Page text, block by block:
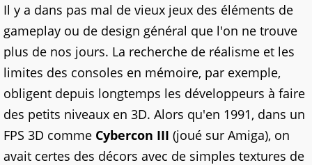
Il y a dans pas mal de vieux jeux des éléments de
gameplay ou de design général que l'on ne trouve
plus de nos jours. La recherche de réalisme et les
limites des consoles en mémoire, par exemple,
obligent depuis longtemps les développeurs à faire
des petits niveaux en 3D. Alors qu'en 1991, dans un
FPS 3D comme Cybercon III (joué sur Amiga), on
avait certes des décors avec de simples textures de